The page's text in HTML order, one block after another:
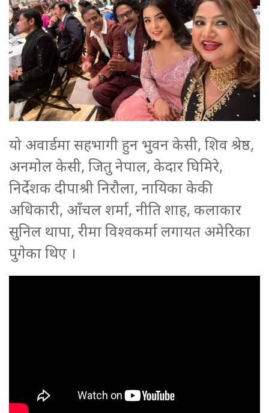
यो अवार्डमा सहभागी हुन भुवन केसी, शिव श्रेष्ठ,
अनमोल केसी, जितु नेपाल, केदार घिमिरे,
निर्देशक दीपाश्री निरौला, नायिका केकी
अधिकारी, आँचल शर्मा, नीति शाह, कलाकार
सुनिल थापा, रीमा विश्वकर्मा लगायत अमेरिका
पुगेका थिए ।